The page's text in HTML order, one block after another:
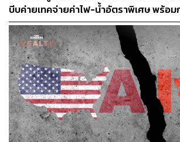
AI หรือ LLM ที่ต้องการการคำนวณจำนวน
ต้องการลงทุนโครงสร้างพื้นฐานเองทั้งหม
ความน่าสนใจของ GPUaaS คือ ตลาดยัง
Demand เพิ่มขึ้นเร็วมาก แต่ Supply ยังตึ
ด้าน Memory Chips และเวลาที่ใช้ในการ
ส่งผลให้ราคาเช่า GPUaaS ทั้งในสหรัฐฯ
30% ตั้งแต่ต้นปี นอกจากนี้ความต้องการใ
เร่งตัวขึ้น โดยปริมาณการใช้ Token สะส
ล้าน Token ณ สิ้นเดือนเมษายน 2026 สะท้
บีบค่ายเทคจ่ายค่าไฟ-น้ำอัตราพิเศษ พร้อ
ประโยชน์ประเทศเป็นหลัก